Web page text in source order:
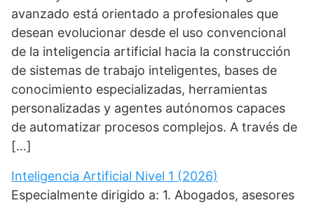
avanzado está orientado a profesionales que
desean evolucionar desde el uso convencional
de la inteligencia artificial hacia la construcción
de sistemas de trabajo inteligentes, bases de
conocimiento especializadas, herramientas
personalizadas y agentes autónomos capaces
de automatizar procesos complejos. A través de
[…]
Inteligencia Artificial Nivel 1 (2026)
Especialmente dirigido a: 1. Abogados, asesores